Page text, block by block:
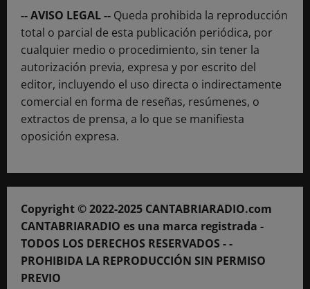
-- AVISO LEGAL -- Queda prohibida la reproducción
total o parcial de esta publicación periódica, por
cualquier medio o procedimiento, sin tener la
autorización previa, expresa y por escrito del
editor, incluyendo el uso directa o indirectamente
comercial en forma de reseñas, resúmenes, o
extractos de prensa, a lo que se manifiesta
oposición expresa.
Copyright © 2022-2025 CANTABRIARADIO.com
CANTABRIARADIO es una marca registrada -
TODOS LOS DERECHOS RESERVADOS - -
PROHIBIDA LA REPRODUCCIÓN SIN PERMISO
PREVIO